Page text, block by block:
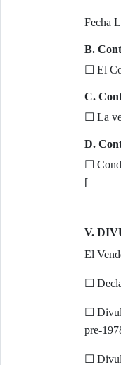
Fecha
B.
☐ El
C.
☐ La
D.
☐
V.
El
☐
☐
pre-
☐